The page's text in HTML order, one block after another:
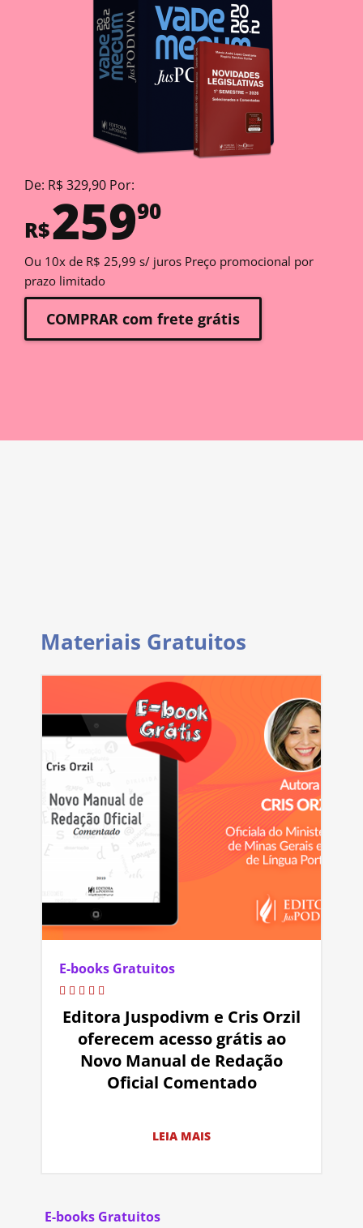
De: R$ 329,90 Por:
R$25990
Ou 10x de R$ 25,99 s/ juros Preço promocional por
prazo limitado
COMPRAR com frete grátis
Materiais Gratuitos
E-books Gratuitos
Editora Juspodivm e Cris Orzil
oferecem acesso grátis ao
Novo Manual de Redação
Oficial Comentado
LEIA MAIS
E-books Gratuitos